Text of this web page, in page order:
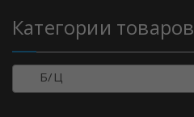
Категории товаров
Б/Ц